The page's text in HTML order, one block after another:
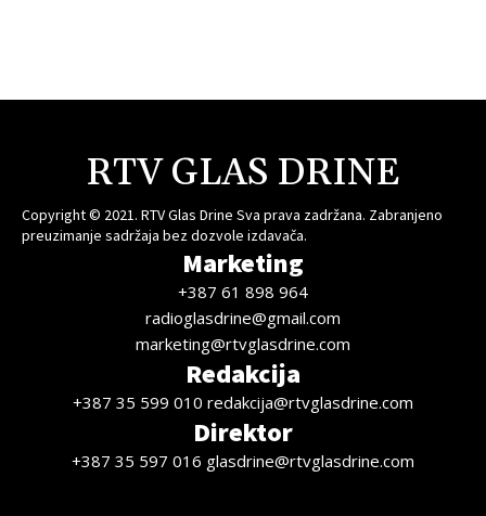
RTV GLAS DRINE
Copyright © 2021. RTV Glas Drine Sva prava zadržana. Zabranjeno
preuzimanje sadržaja bez dozvole izdavača.
Marketing
+387 61 898 964
radioglasdrine@gmail.com
marketing@rtvglasdrine.com
Redakcija
+387 35 599 010 redakcija@rtvglasdrine.com
Direktor
+387 35 597 016 glasdrine@rtvglasdrine.com